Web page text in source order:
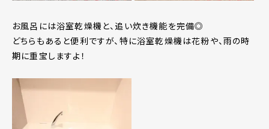
お風呂には浴室乾燥機と、追い炊き機能を完備◎
どちらもあると便利ですが、特に浴室乾燥機は花粉や、雨の時
期に重宝しますよ！